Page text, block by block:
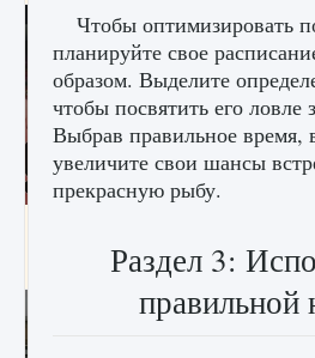
9 августа 2024 2 064
Чтобы оптимизировать
планируйте свое
образом. Выделите
чтобы посвятить его ловле
Выбрав правильное время,
увеличите свои шансы
прекрасную рыбу.
Раздел 3:
правильной